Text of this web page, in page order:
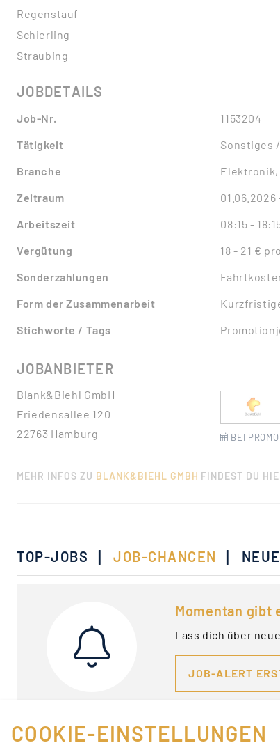
Regenstauf
Schierling
Straubing
JOBDETAILS
Job-Nr.
1153204
Tätigkeit
Sonstiges
Branche
Zeitraum
01.06.2026
Arbeitszeit
08:15 -
Vergütung
18 - 21 €
Sonderzahlungen
Form der Zusammenarbeit
Stichworte / Tags
JOBANBIETER
Blank&Biehl GmbH
Friedensallee 120
22763 Hamburg
BEI
MEHR INFOS ZU BLANK&BIEHL GMBH FINDEST DU
TOP-JOBS | JOB-CHANCEN |
Momentan gibt
Lass dich über
JOB-ALERT
COOKIE-EINSTELLUNGEN